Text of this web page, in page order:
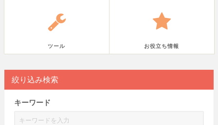
ツール お役立ち情報
絞り込み検索
キーワード